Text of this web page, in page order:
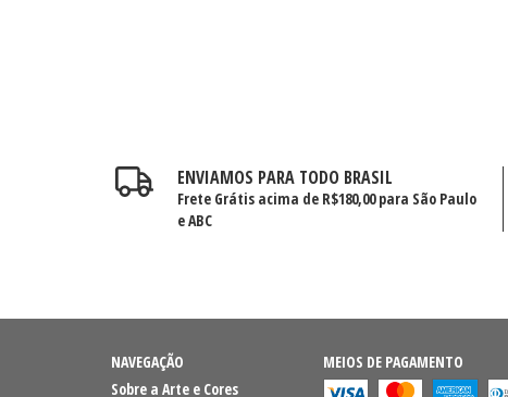
ENVIAMOS PARA TODO BRASIL
Frete Grátis acima de R$180,00 para São Paulo
e ABC
NAVEGAÇÃO
Sobre a Arte e Cores
MEIOS DE PAGAMENTO